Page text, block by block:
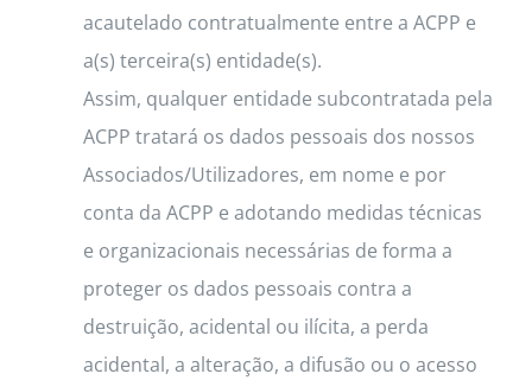
acautelado contratualmente entre a ACPP e
a(s) terceira(s) entidade(s).
Assim, qualquer entidade subcontratada pela
ACPP tratará os dados pessoais dos nossos
Associados/Utilizadores, em nome e por
conta da ACPP e adotando medidas técnicas
e organizacionais necessárias de forma a
proteger os dados pessoais contra a
destruição, acidental ou ilícita, a perda
acidental, a alteração, a difusão ou o acesso